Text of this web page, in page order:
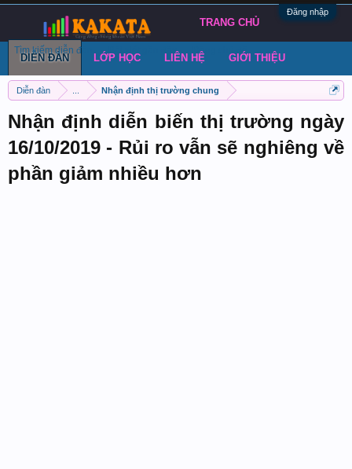
Đăng nhập
Diễn đàn Nhận định thị trường chung
Nhận định diễn biến thị trường ngày
16/10/2019 - Rủi ro vẫn sẽ nghiêng về
phần giảm nhiều hơn
TRANG CHỦ
DIỄN ĐÀN
Tìm kiếm diễn đàn Bài viết gần đây Đăng chủ đề
LỚP HỌC LIÊN HỆ GIỚI THIỆU